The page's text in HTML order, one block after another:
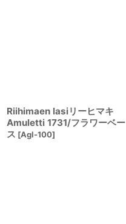
Riihimaen lasiリーヒマキ
Amuletti 1731/フラワーベー
ス [Agl-100]